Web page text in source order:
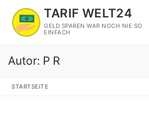
Inhalt
springen
TARIF WELT24
GELD SPAREN WAR NOCH NIE SO
EINFACH
Autor: P R
STARTSEITE